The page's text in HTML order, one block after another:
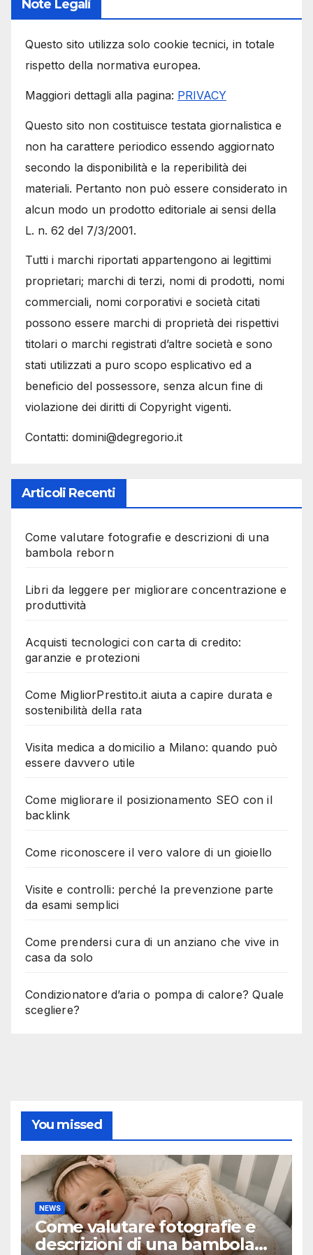
L. n. 62 del 7/3/2001.
Tutti i marchi riportati appartengono ai legittimi
proprietari; marchi di terzi, nomi di prodotti, nomi
commerciali, nomi corporativi e società citati
titolari o marchi registrati d’altre società e sono
stati utilizzati a puro scopo esplicativo ed a
beneficio del possessore, senza alcun fine di
violazione dei diritti di Copyright vigenti.
Contatti: domini@degregorio.it
Articoli Recenti
Come valutare fotografie e descrizioni di una
bambola reborn
Libri da leggere per migliorare concentrazione e
Acquisti tecnologici con carta di credito:
Come MigliorPrestito.it aiuta a capire durata e
Visita medica a domicilio a Milano: quando può
essere davvero utile
Come migliorare il posizionamento SEO con il
backlink
Come riconoscere il vero valore di un gioiello
da esami semplici
casa da solo
scegliere?
NEWS
Come valutare fotografie e
NEWS
Libri da leggere per
migliorare concentrazione e
produttività
4 AGOSTO 2026 ADMIN